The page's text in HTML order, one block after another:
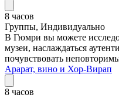
8 часов
Группы, Индивидуально
В Гюмри вы можете
музеи, наслаждаться
почувствовать
Арарат, вино и Хор-Вирап
8 часов